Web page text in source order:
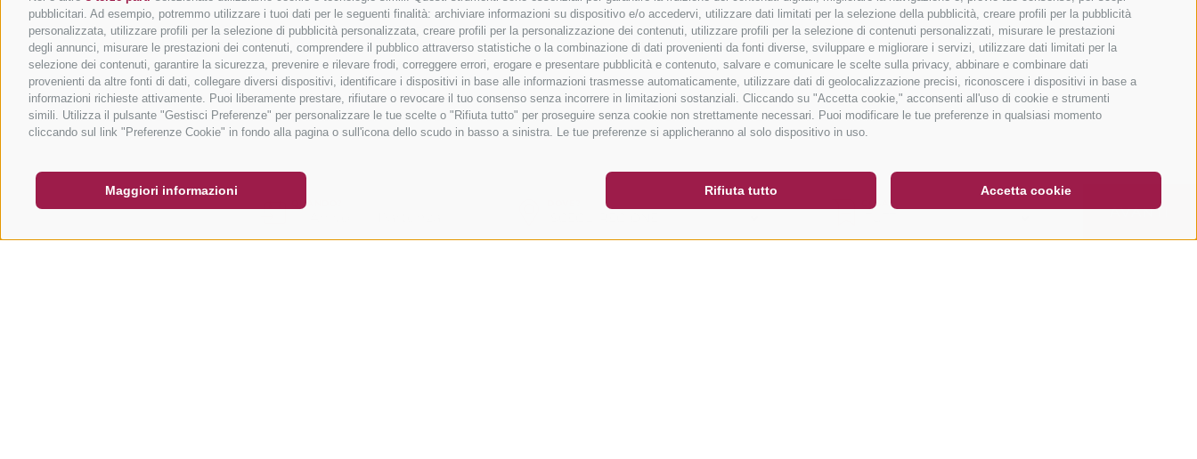
pubblicitari. Ad esempio, potremmo utilizzare i tuoi dati per le seguenti finalità: archiviare informazioni su dispositivo e/o accedervi, utilizzare dati limitati per la selezione della pubblicità, creare profili per la pubblicità
personalizzata, utilizzare profili per la selezione di pubblicità personalizzata, creare profili per la personalizzazione dei contenuti, utilizzare profili per la selezione di contenuti personalizzati, misurare le prestazioni
degli annunci, misurare le prestazioni dei contenuti, comprendere il pubblico attraverso statistiche o la combinazione di dati provenienti da fonti diverse, sviluppare e migliorare i servizi, utilizzare dati limitati per la
selezione dei contenuti, garantire la sicurezza, prevenire e rilevare frodi, correggere errori, erogare e presentare pubblicità e contenuto, salvare e comunicare le scelte sulla privacy, abbinare e combinare dati
provenienti da altre fonti di dati, collegare diversi dispositivi, identificare i dispositivi in base alle informazioni trasmesse automaticamente, utilizzare dati di geolocalizzazione precisi, riconoscere i dispositivi in base a
informazioni richieste attivamente. Puoi liberamente prestare, rifiutare o revocare il tuo consenso senza incorrere in limitazioni sostanziali. Cliccando su "Accetta cookie," acconsenti all'uso di cookie e strumenti
simili. Utilizza il pulsante "Gestisci Preferenze" per personalizzare le tue scelte o "Rifiuta tutto" per proseguire senza cookie non strettamente necessari. Puoi modificare le tue preferenze in qualsiasi momento
cliccando sul link "Preferenze Cookie" in fondo alla pagina o sull'icona dello scudo in basso a sinistra. Le tue preferenze si applicheranno al solo dispositivo in uso.
Accetta cookie
Rifiuta tutto
Maggiori informazioni
BUONO FAQ - GARANZIA DI QUALITÀ NEWSLETTER SOCIAL WALL METEO
RICHIESTA QUANDO? COSA? AVANTI